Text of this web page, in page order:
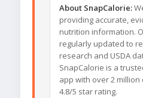
About SnapCalorie:
providing accurate,
nutrition information.
regularly updated to
research and USDA
SnapCalorie is a
app with over 2
4.8/5 star rating.